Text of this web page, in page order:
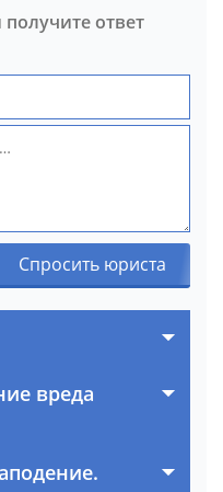
ответ
Спросить юриста
вреда